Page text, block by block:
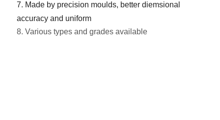
7. Made by precision moulds, better diemsional
accuracy and uniform
8. Various types and grades available